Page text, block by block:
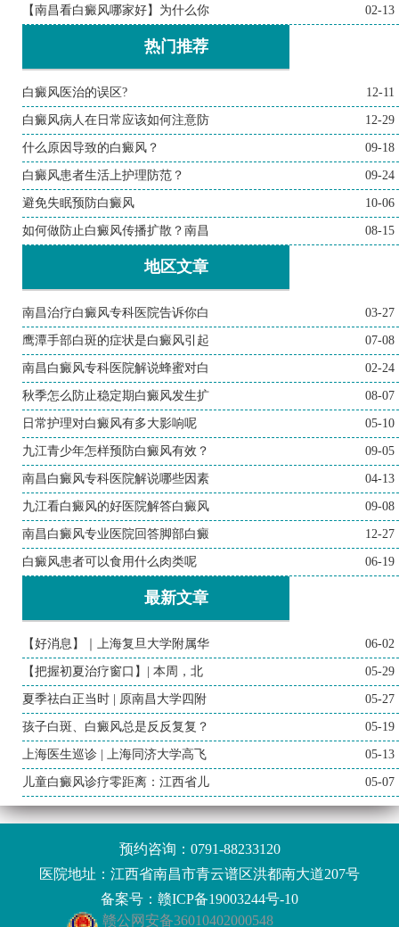
【南昌看白癜风哪家好】为什么你 02-13
热门推荐
白癜风医治的误区? 12-11
白癜风病人在日常应该如何注意防 12-29
什么原因导致的白癜风？ 09-18
白癜风患者生活上护理防范？ 09-24
避免失眠预防白癜风 10-06
如何做防止白癜风传播扩散？南昌 08-15
地区文章
南昌治疗白癜风专科医院告诉你白 03-27
鹰潭手部白斑的症状是白癜风引起 07-08
南昌白癜风专科医院解说蜂蜜对白 02-24
秋季怎么防止稳定期白癜风发生扩 08-07
日常护理对白癜风有多大影响呢 05-10
九江青少年怎样预防白癜风有效？ 09-05
南昌白癜风专科医院解说哪些因素 04-13
九江看白癜风的好医院解答白癜风 09-08
南昌白癜风专业医院回答脚部白癜 12-27
白癜风患者可以食用什么肉类呢 06-19
最新文章
【好消息】｜上海复旦大学附属华 06-02
【把握初夏治疗窗口】| 本周，北 05-29
夏季祛白正当时 | 原南昌大学四附 05-27
孩子白斑、白癜风总是反反复复？ 05-19
上海医生巡诊 | 上海同济大学高飞 05-13
儿童白癜风诊疗零距离：江西省儿 05-07
预约咨询： 0791-88233120
医院地址：江西省南昌市青云谱区洪都南大道207号
备案号： 赣ICP备19003244号-10
赣公网安备36010402000548